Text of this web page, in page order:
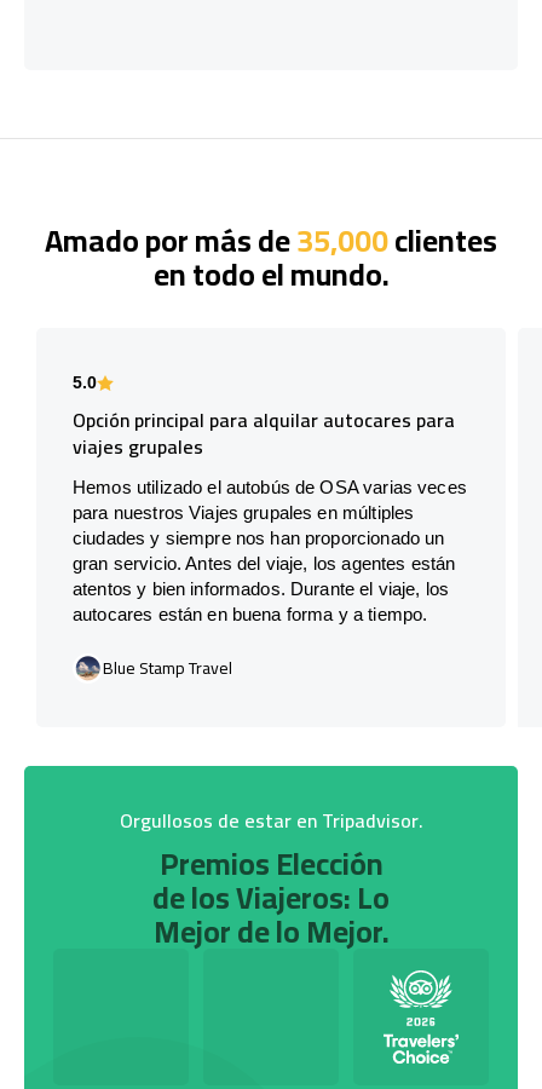
Amado por más de35,000clientes
en todo el mundo.
5.0
Opción principal para alquilar autocares para
viajes grupales
Hemos utilizado el autobús de OSA varias veces
para nuestros Viajes grupales en múltiples
ciudades y siempre nos han proporcionado un
gran servicio. Antes del viaje, los agentes están
atentos y bien informados. Durante el viaje, los
autocares están en buena forma y a tiempo.
Blue Stamp Travel
Orgullosos de estar en Tripadvisor.
Premios Elección
de los Viajeros: Lo
Mejor de lo Mejor.